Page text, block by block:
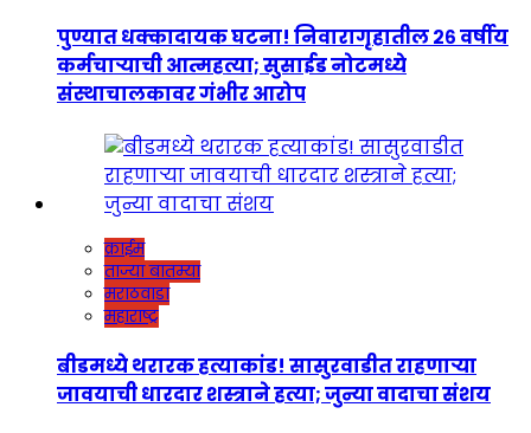
पुण्यात धक्कादायक घटना! निवारागृहातील २६ वर्षीय
कर्मचाऱ्याची आत्महत्या; सुसाईड नोटमध्ये
संस्थाचालकावर गंभीर आरोप
क्राईम
ताज्या बातम्या
मराठवाडा
महाराष्ट्र
बीडमध्ये थरारक हत्याकांड! सासुरवाडीत राहणाऱ्या
जावयाची धारदार शस्त्राने हत्या; जुन्या वादाचा संशय